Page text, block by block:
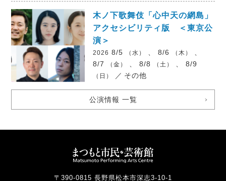
木ノ下歌舞伎「心中天の網島」
アクセシビリティ版 ＜東京公
演＞
2026 8/5 （水） 、 8/6 （木）
8/7
（金） 、 8/8 （土） 、 8/9
（日） ／ その他
公演情報 一覧
〒390-0815 長野県松本市深志3-10-1